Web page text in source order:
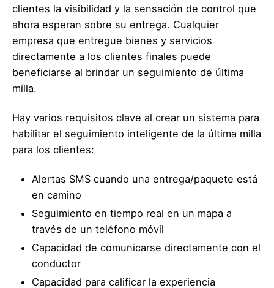
clientes la visibilidad y la sensación de control que
ahora esperan sobre su entrega. Cualquier
empresa que entregue bienes y servicios
directamente a los clientes finales puede
beneficiarse al brindar un seguimiento de última
milla.
Hay varios requisitos clave al crear un sistema para
habilitar el seguimiento inteligente de la última milla
para los clientes:
Alertas SMS cuando una entrega/paquete está
en camino
Seguimiento en tiempo real en un mapa a
través de un teléfono móvil
Capacidad de comunicarse directamente con el
conductor
Capacidad para calificar la experiencia